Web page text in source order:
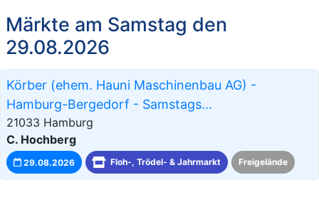
Märkte am Samstag den
29.08.2026
Körber (ehem. Hauni Maschinenbau AG) -
Hamburg-Bergedorf - Samstags...
21033 Hamburg
C. Hochberg
29.08.2026 Floh-, Trödel- & Jahrmarkt Freigelände